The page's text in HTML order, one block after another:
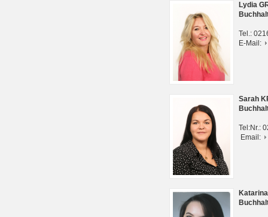
Lydia
Tel.:
E-Mail:
Sarah
Tel:Nr.:
Email: